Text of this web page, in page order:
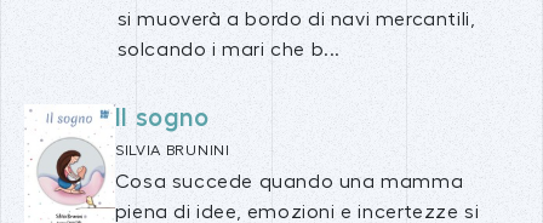
si muoverà a bordo di navi mercantili,
solcando i mari che b...
Il sogno
SILVIA BRUNINI
Cosa succede quando una mamma
piena di idee, emozioni e incertezze si